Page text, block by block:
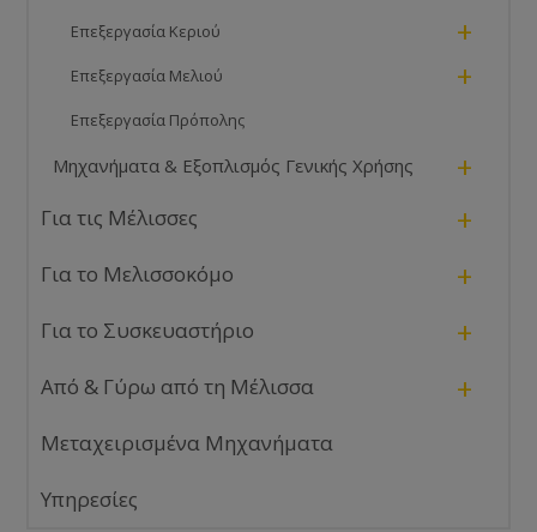
Επεξεργασία Κεριού +
Επεξεργασία Μελιού +
Επεξεργασία Πρόπολης
Μηχανήματα & Εξοπλισμός Γενικής Χρήσης +
Για τις Μέλισσες +
Για το Μελισσοκόμο +
Για το Συσκευαστήριο +
Από & Γύρω από τη Μέλισσα +
Μεταχειρισμένα Μηχανήματα
Υπηρεσίες